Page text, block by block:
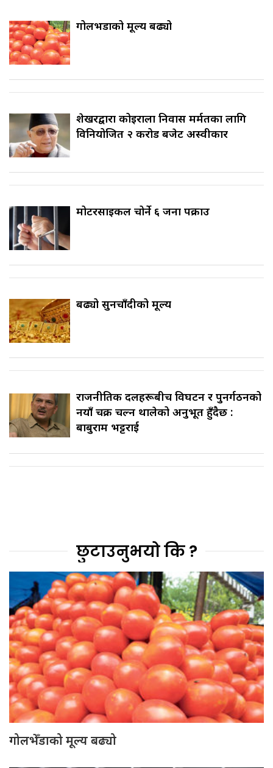
गोलभेँडाको मूल्य बढ्यो
शेखरद्वारा कोइराला निवास मर्मतका लागि
विनियोजित २ करोड बजेट अस्वीकार
मोटरसाइकल चोर्ने ६ जना पक्राउ
बढ्यो सुनचाँदीको मूल्य
राजनीतिक दलहरूबीच विघटन र पुनर्गठनको
नयाँ चक्र चल्न थालेको अनुभूत हुँदैछ :
बाबुराम भट्टराई
छुटाउनुभयो कि ?
गोलभेँडाको मूल्य बढ्यो